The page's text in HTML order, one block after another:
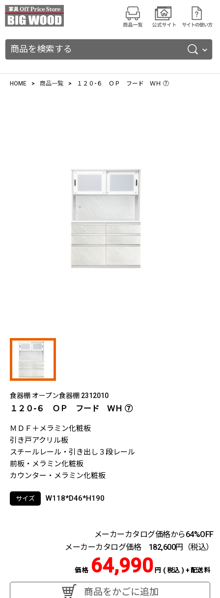
商品を検索する
HOME 商品一覧 １２０-６ ＯＰ フード ＷＨ ⑦
食器棚 オープン食器棚 2312010
１２０-６ ＯＰ フード ＷＨ ⑦
ＭＤＦ＋メラミン化粧板
引き戸アクリル板
スチールレール・引き出し３段レール
前板・メラミン化粧板
カウンター・メラミン化粧板
サイズ W118*D46*H190
メーカーカタログ価格から64%OFF
メーカーカタログ価格 182,600円（税込）
価格 64,990 円 ( 税込 ) + 配送料
商品をかごに追加